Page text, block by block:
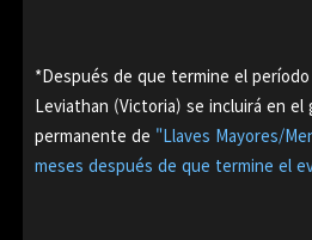
*Después de que termine el
Leviathan (Victoria) se incluirá en el
permanente de "Llaves Mayores/
meses después de que termine el